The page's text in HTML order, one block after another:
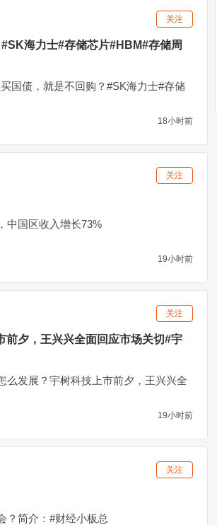
关注
海力士#存储芯片#HBM#存储周
国债，就是不回购？#SK海力士#存储
18小时前
关注
中国区收入增长73%
19小时前
关注
前夕，王兴兴全面回应市场关切#宇
么发展？宇树科技上市前夕，王兴兴全
19小时前
关注
？简介：#财经小板总